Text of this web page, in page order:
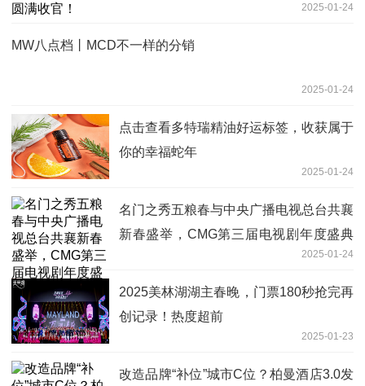
2025-01-24
MW八点档丨MCD不一样的分销
2025-01-24
点击查看多特瑞精油好运标签，收获属于
你的幸福蛇年
2025-01-24
名门之秀五粮春与中央广播电视总台共襄
新春盛举，CMG第三届电视剧年度盛典
2025-01-24
2025美林湖湖主春晚，门票180秒抢完再
创记录！热度超前
2025-01-23
改造品牌“补位”城市C位？柏曼酒店3.0发